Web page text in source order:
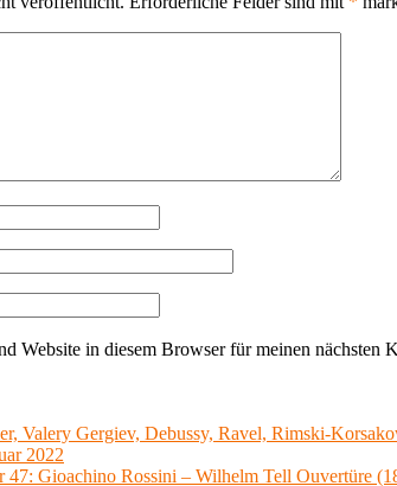
Website in diesem Browser für meinen nächsten
Valery Gergiev, Debussy, Ravel, Rimski-
2022
47: Gioachino Rossini – Wilhelm Tell Ouvertüre